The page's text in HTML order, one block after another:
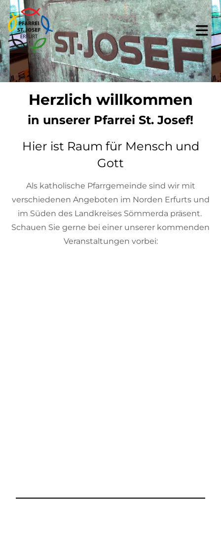
Zum Inhalt springen
Herzlich willkommen
in unserer Pfarrei St. Josef!
Hier ist Raum für Mensch und
Gott
Als katholische Pfarrgemeinde sind wir mit
verschiedenen Angeboten im Norden Erfurts und
im Süden des Landkreises Sömmerda präsent.
Schauen Sie gerne bei einer unserer kommenden
Veranstaltungen vorbei: